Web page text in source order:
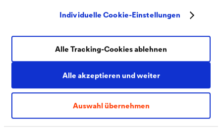
Individuelle Cookie-Einstellungen
Alle akzeptieren und weiter
Auswahl übernehmen
Alle Tracking-Cookies ablehnen
Einkaufsmanagement, Finanzen / Controlling, Investor
(Gebäudemanagement), HSE
(Health/Safety/Environment).
Zahlen, Daten, Fakten
DÖRKEN auf einen Blick